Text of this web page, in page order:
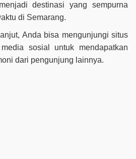
destinasi yang sempurna
di Semarang.
Anda bisa mengunjungi situs
sosial untuk mendapatkan
dari pengunjung lainnya.